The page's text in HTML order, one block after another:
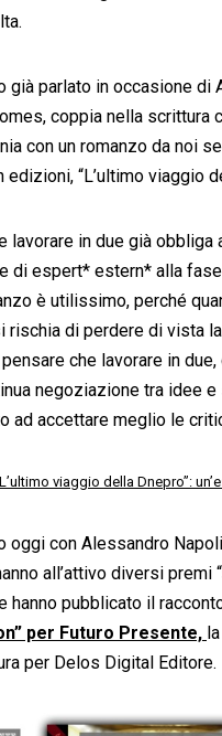
già parlato in occasione di
coppia nella scrittura
con un romanzo da noi
edizioni, “L’ultimo viaggio
lavorare in due già obbliga
di espert* estern* alla
è utilissimo, perché
rischia di perdere di vista
che lavorare in
negoziazione tra idee
ad accettare meglio le
viaggio della Dnepro”:
oggi con Alessandro
all’attivo diversi premi
hanno pubblicato il
per Futuro Presente,
per Delos Digital Editore.